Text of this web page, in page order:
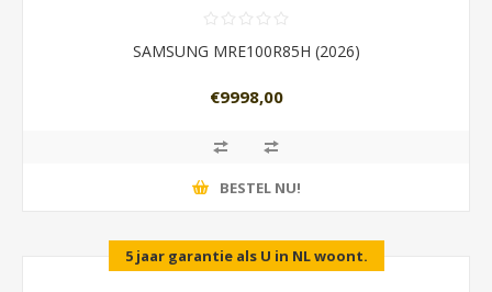
SAMSUNG MRE100R85H (2026)
€9998,00
BESTEL NU!
5 jaar garantie als U in NL woont.